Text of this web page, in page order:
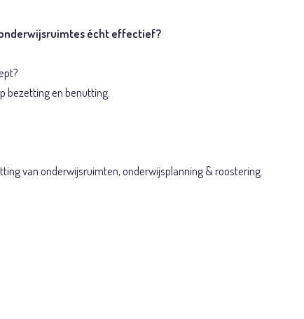
écht effectief?
bezetting en benutting.
van onderwijsruimten, onderwijsplanning & roostering.